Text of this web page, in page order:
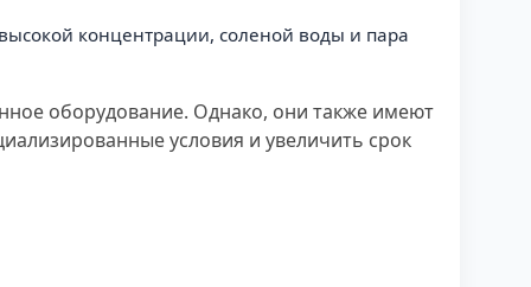
концентрации, соленой воды и пара
оборудование. Однако, они также имеют
условия и увеличить срок